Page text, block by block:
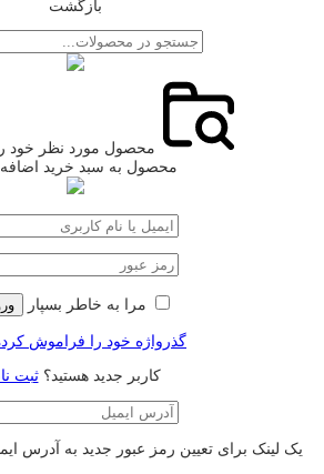
بازگشت
محصول مورد نظر خود
محصول به سبد خرید
مرا به خاطر بسپار
گذرواژه خود را فراموش
کاربر جدید هستید؟ثبت
یک لینک برای تعیین رمز عبور جدید به آدرس